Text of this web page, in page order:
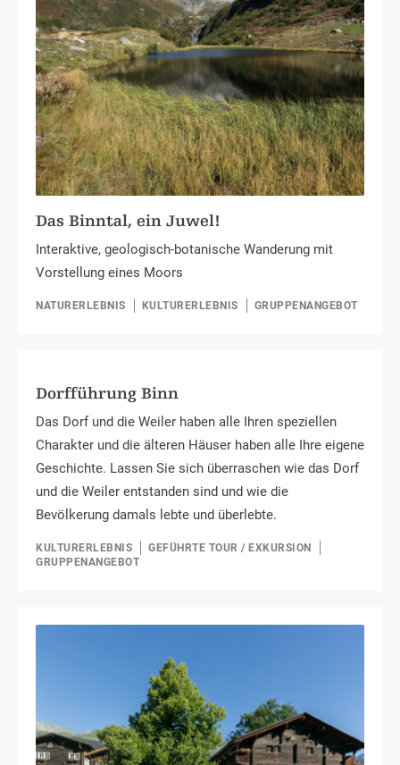
Das Binntal, ein Juwel!
Interaktive, geologisch-botanische Wanderung mit
Vorstellung eines Moors
NATURERLEBNIS KULTURERLEBNIS GRUPPENANGEBOT
Dorfführung Binn
Das Dorf und die Weiler haben alle Ihren speziellen
Charakter und die älteren Häuser haben alle Ihre eigene
Geschichte. Lassen Sie sich überraschen wie das Dorf
und die Weiler entstanden sind und wie die
Bevölkerung damals lebte und überlebte.
KULTURERLEBNIS
GEFÜHRTE TOUR / EXKURSION
GRUPPENANGEBOT